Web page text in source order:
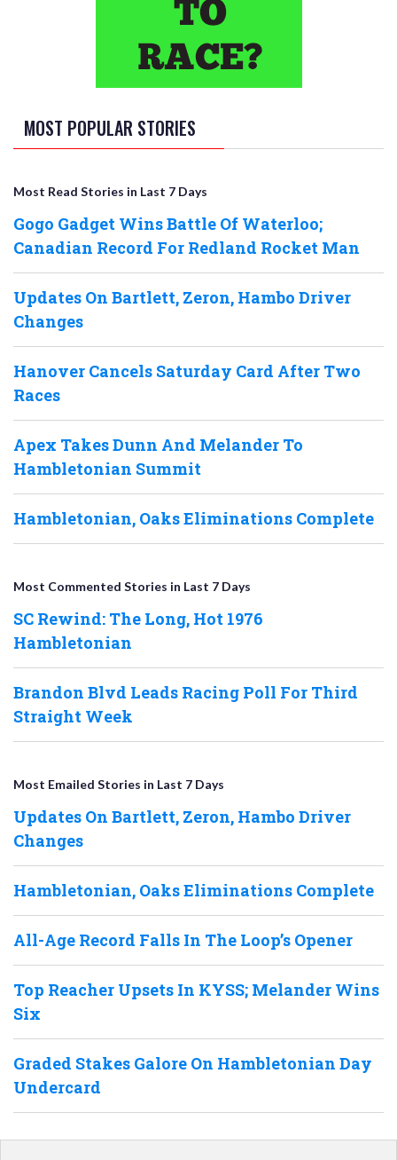
MOST POPULAR STORIES
Most Read Stories in Last 7 Days
Gogo Gadget Wins Battle Of Waterloo;
Canadian Record For Redland Rocket Man
Updates On Bartlett, Zeron, Hambo Driver
Changes
Hanover Cancels Saturday Card After Two
Races
Apex Takes Dunn And Melander To
Hambletonian Summit
Hambletonian, Oaks Eliminations Complete
Most Commented Stories in Last 7 Days
SC Rewind: The Long, Hot 1976
Hambletonian
Brandon Blvd Leads Racing Poll For Third
Straight Week
Most Emailed Stories in Last 7 Days
Updates On Bartlett, Zeron, Hambo Driver
Changes
Hambletonian, Oaks Eliminations Complete
All-Age Record Falls In The Loop’s Opener
Top Reacher Upsets In KYSS; Melander Wins
Six
Graded Stakes Galore On Hambletonian Day
Undercard